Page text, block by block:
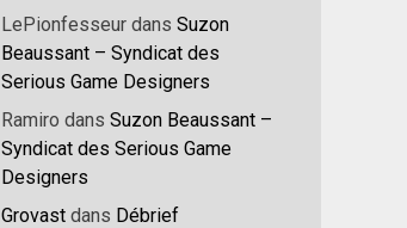
LePionfesseur dans Suzon
Beaussant – Syndicat des
Serious Game Designers
Ramiro dans Suzon Beaussant –
Syndicat des Serious Game
Designers
Grovast dans Débrief